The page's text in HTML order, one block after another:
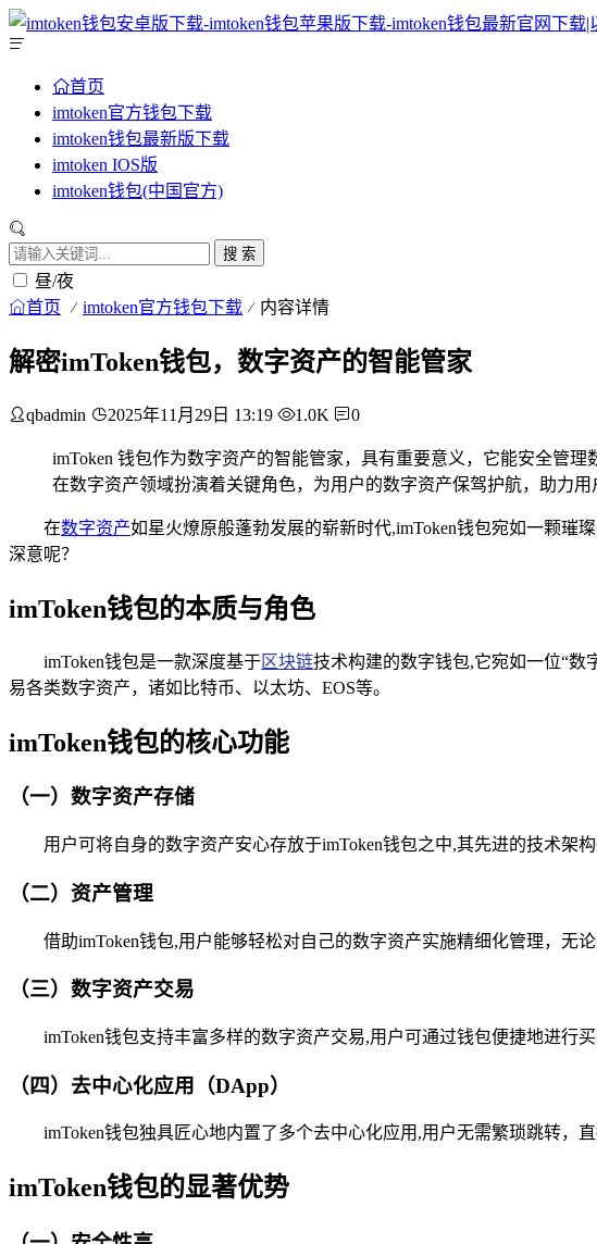
首页
imtoken官方钱包下载
imtoken钱包最新版下载
imtoken IOS版
imtoken钱包(中国官方)
搜 索
昼/夜
首页 imtoken官方钱包下载 内容详情
解密imToken钱包，数字资产的智能管家
qbadmin 2025年11月29日 13:19 1.0K 0
imToken 钱包作为数字资产的智能管家，具有重要意义，它能安全管理
在数字资产领域扮演着关键角色，为用户的数字资产保驾护航，助力
在数字资产如星火燎原般蓬勃发展的崭新时代,imToken钱包宛如一颗璀
深意呢？
imToken钱包的本质与角色
imToken钱包是一款深度基于区块链技术构建的数字钱包,它宛如一位“数
易各类数字资产，诸如比特币、以太坊、EOS等。
imToken钱包的核心功能
（一）数字资产存储
用户可将自身的数字资产安心存放于imToken钱包之中,其先进的技术架
（二）资产管理
借助imToken钱包,用户能够轻松对自己的数字资产实施精细化管理，无
（三）数字资产交易
imToken钱包支持丰富多样的数字资产交易,用户可通过钱包便捷地进行
（四）去中心化应用（DApp）
imToken钱包独具匠心地内置了多个去中心化应用,用户无需繁琐跳转，
imToken钱包的显著优势